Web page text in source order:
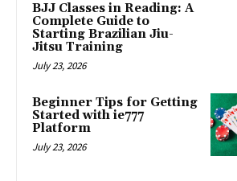
BJJ Classes in Reading: A
Complete Guide to
Starting Brazilian Jiu-
Jitsu Training
July 23, 2026
Beginner Tips for Getting
Started with ie777
Platform
July 23, 2026